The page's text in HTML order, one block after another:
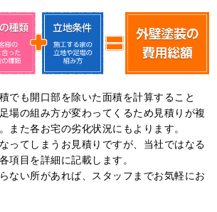
でも開口部を除いた面積を計算すること
場の組み方が変わってくるため⾒積りが複
また各お宅の劣化状況にもよります。
ってしまうお⾒積りですが、当社ではなる
項目を詳細に記載します。
ない所があれば、スタッフまでお気軽にお